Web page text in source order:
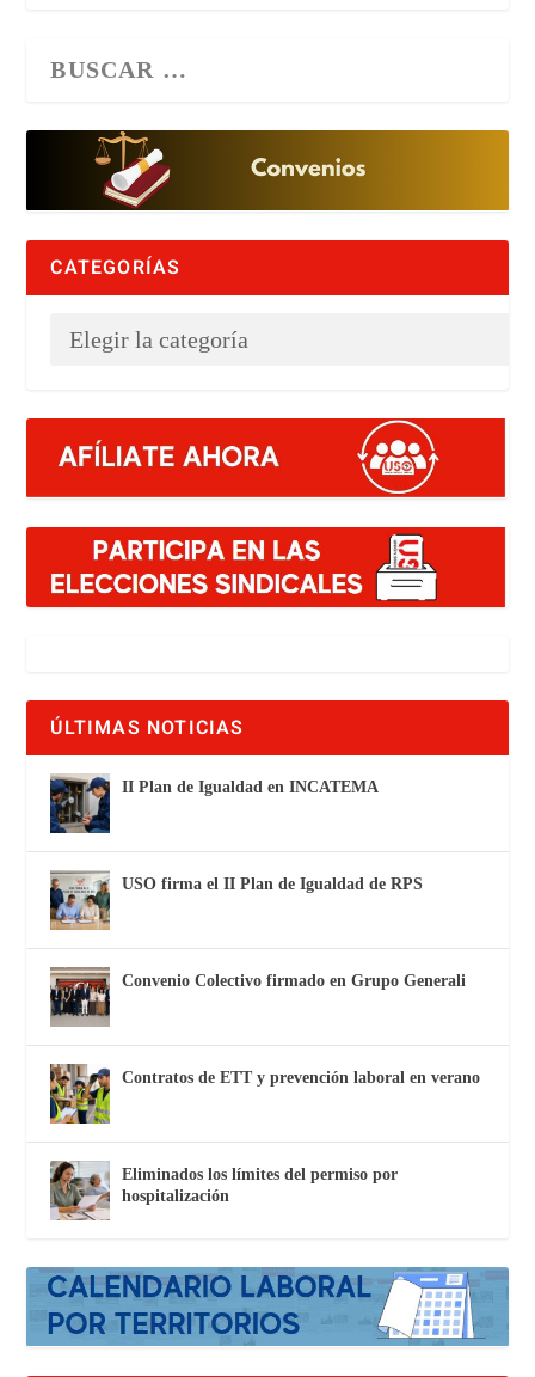
CATEGORÍAS
ÚLTIMAS NOTICIAS
II Plan de Igualdad en INCATEMA
USO firma el II Plan de Igualdad de RPS
Convenio Colectivo firmado en Grupo Generali
Contratos de ETT y prevención laboral en verano
Eliminados los límites del permiso por
hospitalización